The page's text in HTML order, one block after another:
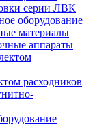
серии ЛВК
оборудование
материалы
аппараты
расходников